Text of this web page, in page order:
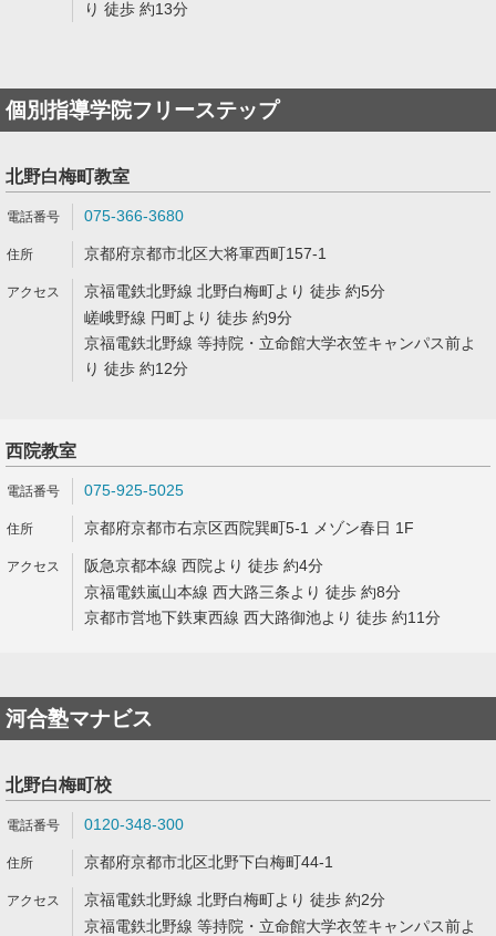
り 徒歩 約13分
個別指導学院フリーステップ
北野白梅町教室
075-366-3680
京都府京都市北区大将軍西町157-1
京福電鉄北野線 北野白梅町より 徒歩 約5分
嵯峨野線 円町より 徒歩 約9分
京福電鉄北野線 等持院・立命館大学衣笠キャンパス前よ
り 徒歩 約12分
西院教室
075-925-5025
京都府京都市右京区西院巽町5-1 メゾン春日 1F
阪急京都本線 西院より 徒歩 約4分
京福電鉄嵐山本線 西大路三条より 徒歩 約8分
京都市営地下鉄東西線 西大路御池より 徒歩 約11分
河合塾マナビス
北野白梅町校
0120-348-300
京都府京都市北区北野下白梅町44-1
京福電鉄北野線 北野白梅町より 徒歩 約2分
京福電鉄北野線 等持院・立命館大学衣笠キャンパス前よ